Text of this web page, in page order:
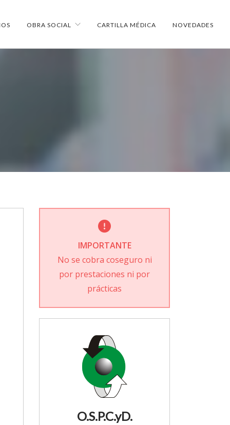
OBRA SOCIAL CARTILLA MÉDICA NOVEDADES
IMPORTANTE
No se cobra coseguro ni
por prestaciones ni por
prácticas
O.S.P.C.yD.